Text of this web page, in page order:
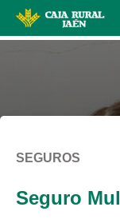
SEGUROS
Seguro